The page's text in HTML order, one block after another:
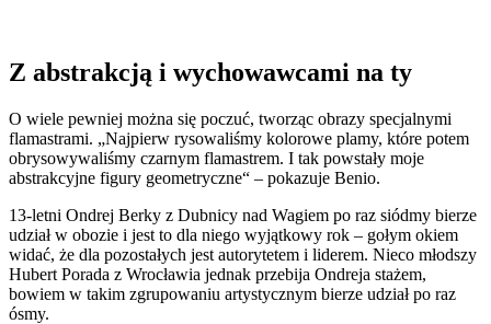
Z abstrakcją i wychowawcami na ty
O wiele pewniej można się poczuć, tworząc obrazy specjalnymi
flamastrami. „Najpierw rysowaliśmy kolorowe plamy, które potem
obrysowywaliśmy czarnym flamastrem. I tak powstały moje
abstrakcyjne figury geometryczne“ – pokazuje Benio.
13-letni Ondrej Berky z Dubnicy nad Wagiem po raz siódmy bierze
udział w obozie i jest to dla niego wyjątkowy rok – gołym okiem
widać, że dla pozostałych jest autorytetem i liderem. Nieco młodszy
Hubert Porada z Wrocławia jednak przebija Ondreja stażem,
bowiem w takim zgrupowaniu artystycznym bierze udział po raz
ósmy.